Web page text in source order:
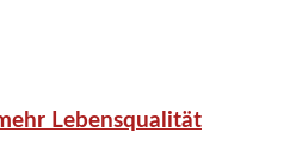
Lebensqualität